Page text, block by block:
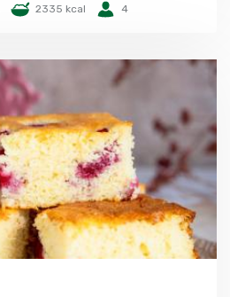
2335 kcal 4